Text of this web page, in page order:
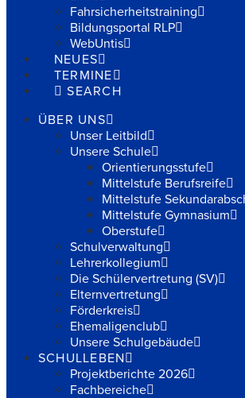
Fahrsicherheitstraining
Bildungsportal RLP
WebUntis
NEUES
TERMINE
SEARCH
ÜBER UNS
Unser Leitbild
Unsere Schule
Orientierungsstufe
Mittelstufe Berufsreife
Mittelstufe
Mittelstufe Gymnasium
Oberstufe
Schulverwaltung
Lehrerkollegium
Die Schülervertretung (SV)
Elternvertretung
Förderkreis
Ehemaligenclub
Unsere Schulgebäude
SCHULLEBEN
Projektberichte 2026
Fachbereiche